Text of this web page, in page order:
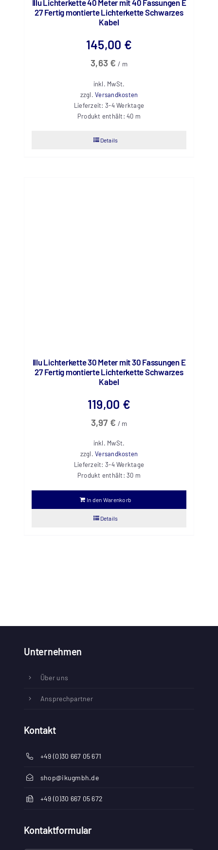
Illu Lichterkette 40 Meter mit 40 Fassungen E
27 Fertig montierte Lichterkette Schwarzes
Kabel
145,00 €
3,63 € / m
inkl. MwSt.
zzgl.Versandkosten
Lieferzeit: 3-4 Werktage
Produkt enthält: 40 m
Details
Illu Lichterkette 30 Meter mit 30 Fassungen E
27 Fertig montierte Lichterkette Schwarzes
Kabel
119,00 €
3,97 € / m
inkl. MwSt.
zzgl.Versandkosten
Lieferzeit: 3-4 Werktage
Produkt enthält: 30 m
In den Warenkorb
Details
Unternehmen
Über uns
Ansprechpartner
Kontakt
+49 (0)30 667 05 671
shop@ikugmbh.de
+49 (0)30 667 05 672
Kontaktformular